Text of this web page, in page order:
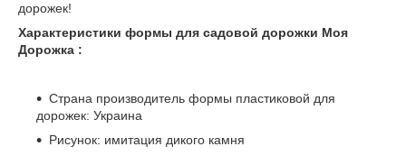
дорожек!
Характеристики формы для садовой дорожки Моя
Дорожка :
Страна производитель формы пластиковой для
дорожек: Украина
Рисунок: имитация дикого камня